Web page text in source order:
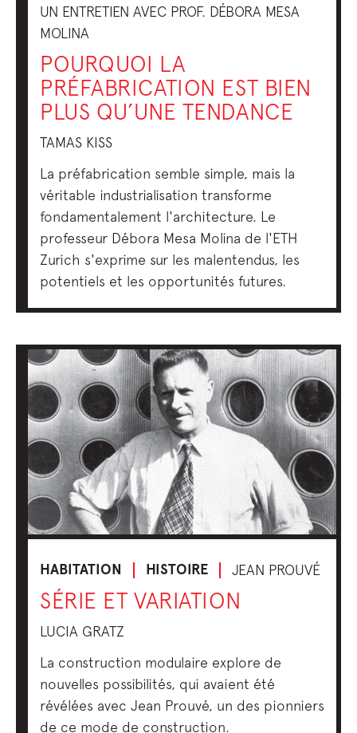
UN ENTRETIEN AVEC PROF. DÉBORA MESA
MOLINA
POURQUOI LA
PRÉFABRICATION EST BIEN
PLUS QU’UNE TENDANCE
TAMAS KISS
La préfabrication semble simple, mais la
véritable industrialisation transforme
fondamentalement l'architecture. Le
professeur Débora Mesa Molina de l'ETH
Zurich s'exprime sur les malentendus, les
potentiels et les opportunités futures.
HABITATION HISTOIRE JEAN PROUVÉ
SÉRIE ET VARIATION
LUCIA GRATZ
La construction modulaire explore de
nouvelles possibilités, qui avaient été
révélées avec Jean Prouvé, un des pionniers
de ce mode de construction.